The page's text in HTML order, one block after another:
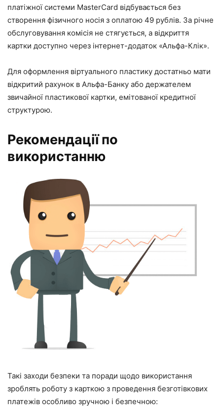
платіжної системи MasterCard відбувається без
створення фізичного носія з оплатою 49 рублів. За річне
обслуговування комісія не стягується, а відкриття
картки доступно через інтернет-додаток «Альфа-Клік».
Для оформлення віртуального пластику достатньо мати
відкритий рахунок в Альфа-Банку або держателем
звичайної пластикової картки, емітованої кредитної
структурою.
Рекомендації по
використанню
Такі заходи безпеки та поради щодо використання
зроблять роботу з карткою з проведення безготівкових
платежів особливо зручною і безпечною: